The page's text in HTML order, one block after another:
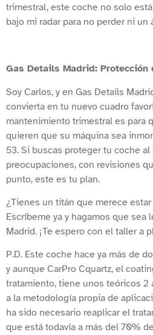
trimestral, este coche no solo
bajo mi radar para no perder ni un
Gas Details Madrid: Protección
Soy Carlos, y en Gas Details
convierta en tu nuevo cuadro
mantenimiento trimestral es para
quieren que su máquina sea
53. Si buscas proteger tu coche
preocupaciones, con revisiones
punto, este es tu plan.
¿Tienes un titán que merece
Escríbeme ya y hagamos que sea
Madrid. ¡Te espero con el taller a
P.D. Este coche hace ya más de
y aunque CarPro Cquartz, el
tratamiento, tiene unos teóricos 2
a la metodología propia de
ha sido necesario reaplicar el
que está todavía a más del 70%